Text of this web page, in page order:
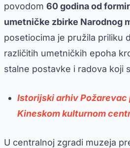
povodom 60 godina od
umetničke zbirke Narodnog
posetiocima je pružila priliku
različitih umetničkih epoha
stalne postavke i radova koji
Istorijski arhiv
Kineskom kulturnom
U centralnoj zgradi muzeja